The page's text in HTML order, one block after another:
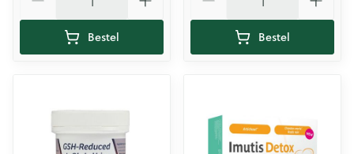
Bestel Bestel